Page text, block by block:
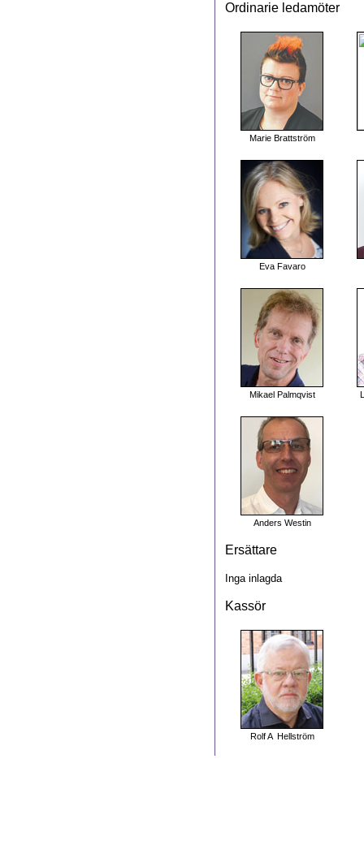
Ordinarie ledamöter
Marie Brattström
Eva Favaro
Mikael Palmqvist
Anders Westin
Ersättare
Inga inlagda
Kassör
Rolf A Hellström